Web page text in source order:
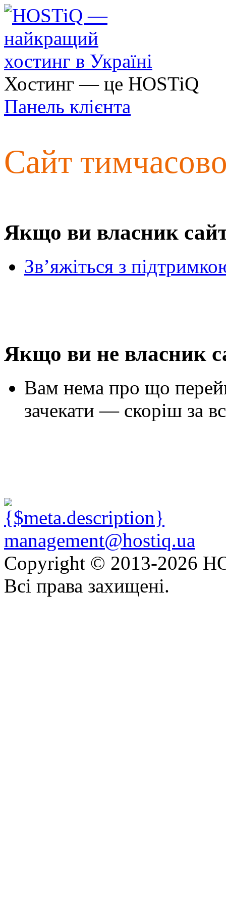
Хостинг — це HOSTiQ
Панель клієнта
Сайт
Якщо ви власник
Зв’яжіться з
Якщо ви не власник
Вам нема про що
зачекати — скоріш за
management@hostiq.ua
Copyright © 2013-2026
Всі права захищені.